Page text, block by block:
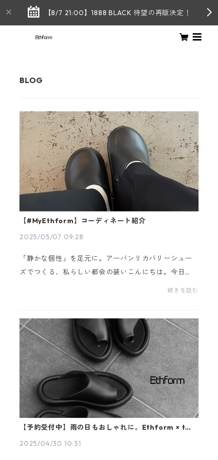
【8/7 21:00】1888 BLACK 待望の再販決定！
【#MyEthform】コーディネート紹介
2025/05/07 09:28
「静かな個性」を足元に。アーバンリカバリーシュー
ズでつくる、私らしい都会の装いこんにちは。今日
は、Ethform（エフォーム）の代表モデル「Terre」を
続きを読む
【予約受付中】雨の日もおしゃれに。Ethform × tukn
2025/04/30 10:31